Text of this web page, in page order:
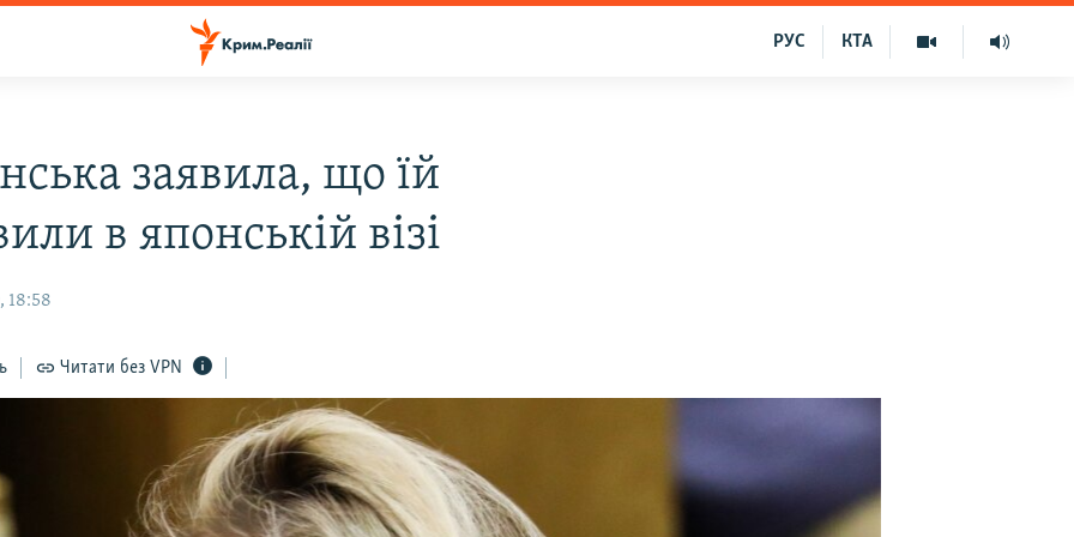
КТА
РУС
заявила, що їй
в японській візі
18:58
Читати без VPN